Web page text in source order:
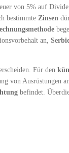
von 5% auf
bestimmte Zinsen
an,
Für den
von Ausrüstungen
befindet.